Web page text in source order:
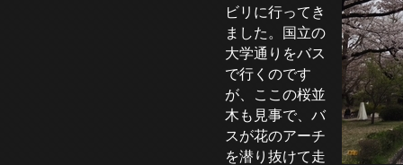
ビリに行ってき
ました。国立の
大学通りをバス
で行くのです
が、ここの桜並
木も見事で、バ
スが花のアーチ
を潜り抜けて走